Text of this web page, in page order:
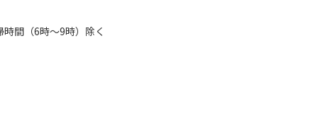
間（6時～9時）除く